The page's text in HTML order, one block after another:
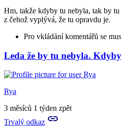
Hm, takže kdyby tu nebyla, tak by
z čehož vyplývá, že tu opravdu je.
Pro vkládání komentářů se
Leda že by tu nebyla.
Rya
3 měsíců 1 týden zpět
Trvalý odkaz